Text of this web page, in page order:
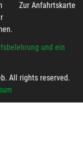
Zur Anfahrtskarte
und ein
All rights reserved.